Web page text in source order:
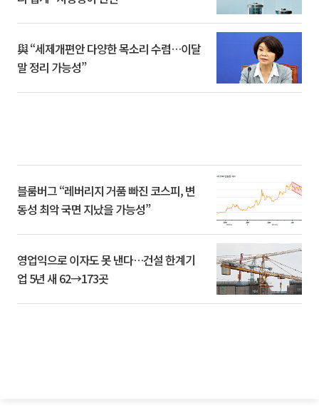
與 “세제개편안 다양한 목소리 수렴…이달
말 정리 가능성”
블룸버그 “레버리지 거품 빠진 코스피, 변
동성 최악 국면 지났을 가능성”
영업익으로 이자도 못 낸다…건설 한계기
업 5년 새 62→173곳